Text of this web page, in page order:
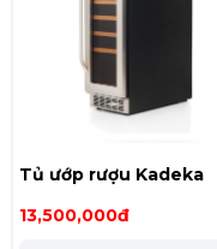
Tủ ướp rượu Kadeka
KA24EW
13,500,000đ